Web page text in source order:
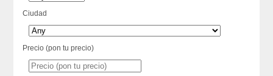
Ciudad
Precio (pon tu precio)